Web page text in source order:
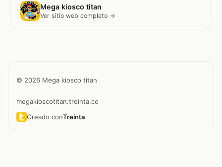
Mega kiosco titan
Ver sitio web completo →
© 2026 Mega kiosco titan
megakioscotitan.treinta.co
Creado conTreinta